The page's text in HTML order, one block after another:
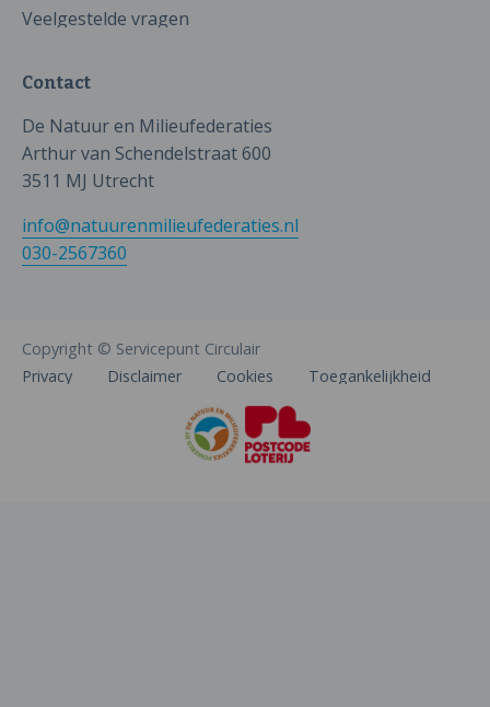
Veelgestelde vragen
Contact
De Natuur en Milieufederaties
Arthur van Schendelstraat 600
3511 MJ Utrecht
info@natuurenmilieufederaties.nl
030-2567360
Copyright © Servicepunt Circulair
Privacy
Disclaimer Cookies Toegankelijkheid